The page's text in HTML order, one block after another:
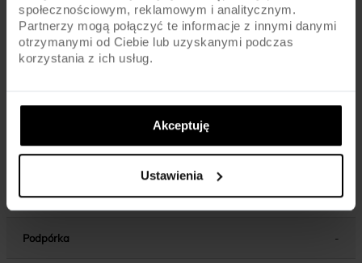
społecznościowym, reklamowym i analitycznym.
Partnerzy mogą połączyć te informacje z innymi danymi
otrzymanymi od Ciebie lub uzyskanymi podczas
korzystania z ich usług.
Akceptuję
Ustawienia
Kierownica ALU / EXTRA LIGHT / 580MM
Wspornik siodła ALU
Siodło VELO VL-7046 / PIVOTAL / EXTRA LIGHT
Podpórka -